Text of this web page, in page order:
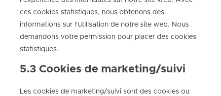
ces cookies statistiques, nous obtenons des
informations sur l’utilisation de notre site web. Nous
demandons votre permission pour placer des cookies
statistiques.
5.3 Cookies de marketing/suivi
Les cookies de marketing/suivi sont des cookies ou